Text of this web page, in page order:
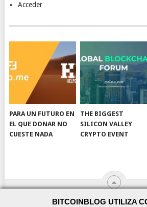
Acceder
PARA UN FUTURO EN
EL QUE DONAR NO
CUESTE NADA
THE BIGGEST
SILICON VALLEY
CRYPTO EVENT
BITCOINBLOG UTILIZA